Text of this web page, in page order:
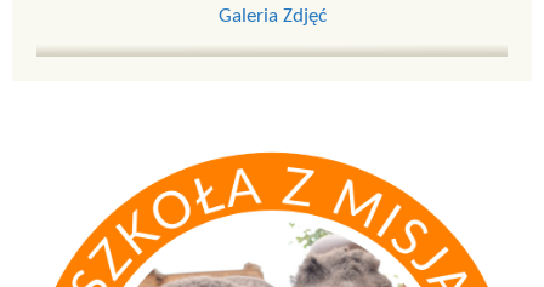
Galeria Zdjęć